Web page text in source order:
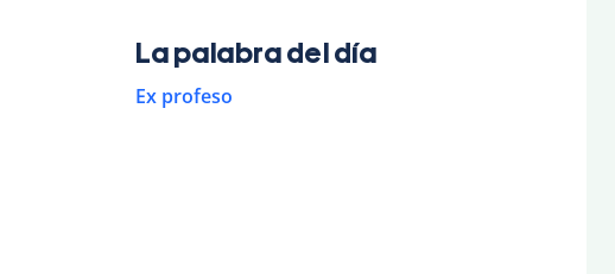
La palabra del día
Ex profeso